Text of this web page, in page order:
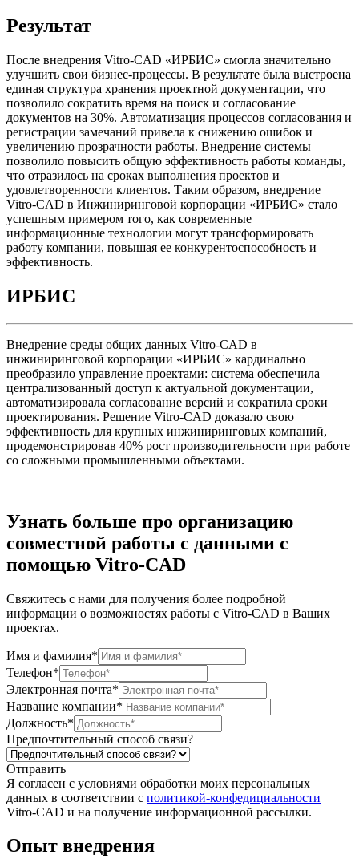
Результат
После внедрения Vitro-CAD «ИРБИС» смогла значительно
улучшить свои бизнес-процессы. В результате была выстроена
единая структура хранения проектной документации, что
позволило сократить время на поиск и согласование
документов на 30%. Автоматизация процессов согласования и
регистрации замечаний привела к снижению ошибок и
увеличению прозрачности работы. Внедрение системы
позволило повысить общую эффективность работы команды,
что отразилось на сроках выполнения проектов и
удовлетворенности клиентов. Таким образом, внедрение
Vitro-CAD в Инжиниринговой корпорации «ИРБИС» стало
успешным примером того, как современные
информационные технологии могут трансформировать
работу компании, повышая ее конкурентоспособность и
эффективность.
ИРБИС
Внедрение среды общих данных Vitro-CAD в
инжиниринговой корпорации «ИРБИС» кардинально
преобразило управление проектами: система обеспечила
централизованный доступ к актуальной документации,
автоматизировала согласование версий и сократила сроки
проектирования. Решение Vitro-CAD доказало свою
эффективность для крупных инжиниринговых компаний,
продемонстрировав 40% рост производительности при работе
со сложными промышленными объектами.
Узнать больше про организацию
совместной работы с данными с
помощью Vitro-CAD
Свяжитесь с нами для получения более подробной
информации о возможностях работы с Vitro-CAD в Ваших
проектах.
Имя и фамилия*
Телефон*
Электронная почта*
Название компании*
Должность*
Предпочтительный способ связи?
Отправить
Я согласен c условиями обработки моих персональных
данных в соответствии с политикой-конфедициальности
Vitro-CAD и на получение информационной рассылки.
Опыт внедрения